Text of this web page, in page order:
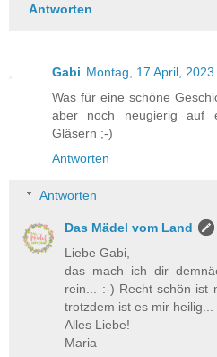
Antworten
Gabi Montag, 17 April, 2023
Was für eine schöne
aber noch neugierig auf
Gläsern ;-)
Antworten
Antworten
Das Mädel vom Land
Liebe Gabi,
das mach ich dir
rein... :-) Recht schön ist
trotzdem ist es mir heilig...
Alles Liebe!
Maria